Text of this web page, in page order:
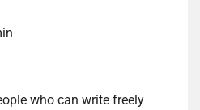
who can write freely